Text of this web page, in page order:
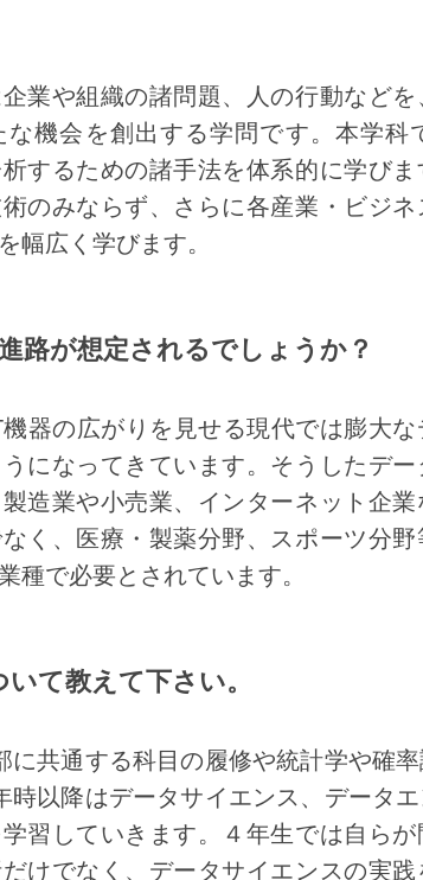
業や組織の諸問題、人の行動など
な機会を創出する学問です。本学科
するための諸手法を体系的に学び
のみならず、さらに各産業・ビジ
幅広く学びます。
路が想定されるでしょうか？
器の広がりを見せる現代では膨大
になってきています。そうしたデ
造業や小売業、インターネット企
く、医療・製薬分野、スポーツ分野
種で必要とされています。
て教えて下さい。
に共通する科目の履修や統計学や確
時以降はデータサイエンス、データ
習していきます。４年生では自ら
けでなく、データサイエンスの実践